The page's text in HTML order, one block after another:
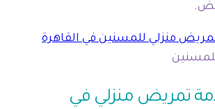
منزلي للمسنين في القاهرة
تمريض منزلي في